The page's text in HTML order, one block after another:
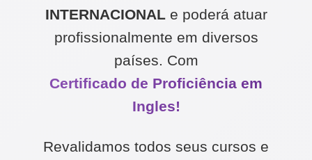
INTERNACIONALe poderá atuar
profissionalmente em diversos
países. Com
Certificado de Proficiência em
Ingles!
Revalidamos todos seus cursos e